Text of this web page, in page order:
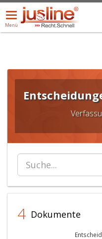
Menü
öffnen/schließen
Menü
ALLE DROPDOWN:
4 Dokumente